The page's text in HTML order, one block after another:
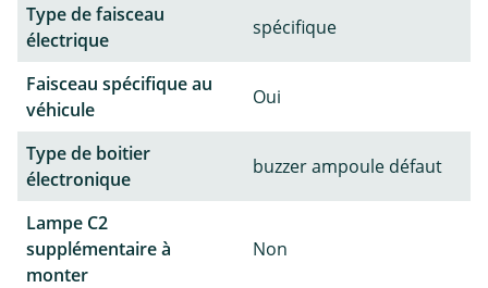
Type de faisceau
électrique
spécifique
Faisceau spécifique au
véhicule
Oui
Type de boitier
électronique
buzzer ampoule défaut
Lampe C2
supplémentaire à
monter
Non